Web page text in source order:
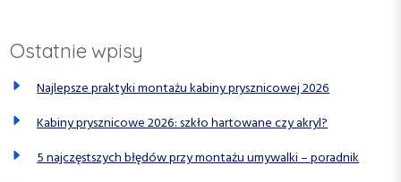
Ostatnie wpisy
Najlepsze praktyki montażu kabiny prysznicowej 2026
Kabiny prysznicowe 2026: szkło hartowane czy akryl?
5 najczęstszych błędów przy montażu umywalki – poradnik